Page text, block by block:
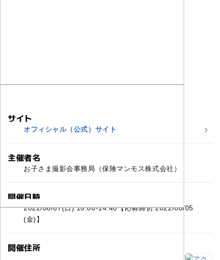
サイト
オフィシャル（公式）サイト
主催者名
お子さま撮影会事務局（保険マンモス株式会社）
開催日時
2022/08/07(日) 10:00-14:40【応募締切 2022/08/05
(金)】
開催住所